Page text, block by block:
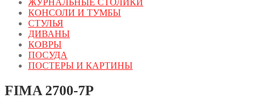
ЖУРНАЛЬНЫЕ СТОЛИКИ
КОНСОЛИ И ТУМБЫ
СТУЛЬЯ
ДИВАНЫ
КОВРЫ
ПОСУДА
ПОСТЕРЫ И КАРТИНЫ
FIMA 2700-7P